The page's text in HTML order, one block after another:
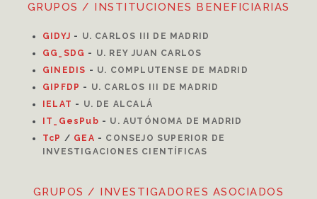
GRUPOS / INSTITUCIONES BENEFICIARIAS
GIDYJ - U. CARLOS III DE MADRID
GG_SDG - U. REY JUAN CARLOS
GINEDIS - U. COMPLUTENSE DE MADRID
GIPFDP - U. CARLOS III DE MADRID
ELAT - U. DE ALCALÁ
IT_GesPub - U. AUTÓNOMA DE MADRID
TcP / GEA - CONSEJO SUPERIOR DE
INVESTIGACIONES CIENTÍFICAS
GRUPOS / INVESTIGADORES ASOCIADOS